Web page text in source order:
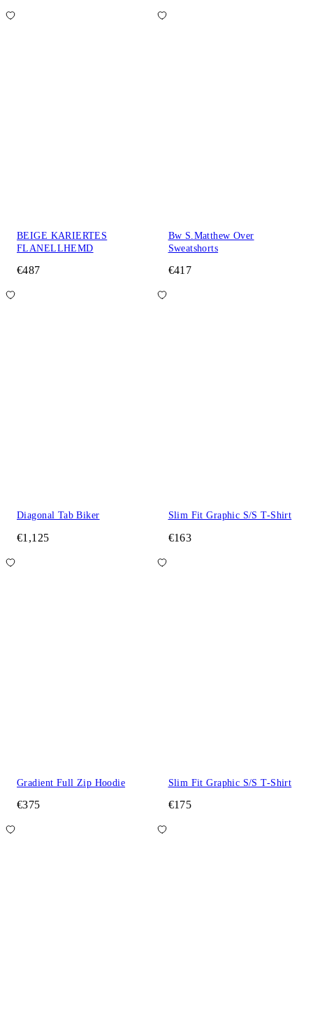
BEIGE KARIERTES
FLANELLHEMD
€487
Bw S.Matthew Over
Sweatshorts
€417
Diagonal Tab Biker
€1,125
Slim Fit Graphic S/S T-Shirt
€163
Gradient Full Zip Hoodie
€375
Slim Fit Graphic S/S T-Shirt
€175